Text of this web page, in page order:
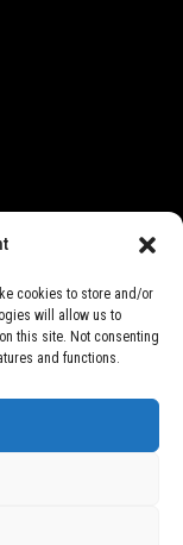
cookies to store and/or
will allow us to
this site. Not consenting
and functions.